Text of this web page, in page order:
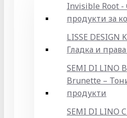
Invisible Root
продукти за
LISSE DESIGN
Гладка и права
SEMI DI LINO
Brunette –
продукти
SEMI DI LINO